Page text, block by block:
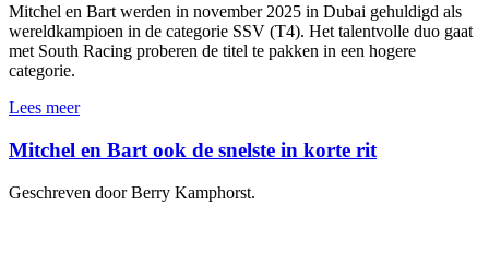
Mitchel en Bart werden in november 2025 in Dubai gehuldigd als
wereldkampioen in de categorie SSV (T4). Het talentvolle duo gaat
met South Racing proberen de titel te pakken in een hogere
categorie.
Lees meer
Mitchel en Bart ook de snelste in korte rit
Geschreven door Berry Kamphorst.